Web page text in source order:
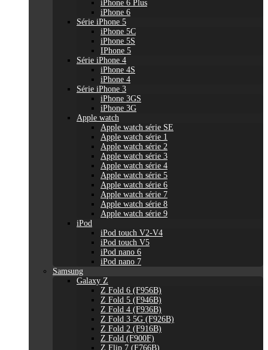
iPhone 6 Plus
iPhone 6
Série iPhone 5
iPhone 5C
iPhone 5S
IPhone 5
Série iPhone 4
iPhone 4S
iPhone 4
Série iPhone 3
iPhone 3GS
iPhone 3G
Apple watch
Apple watch série SE
Apple watch série 1
Apple watch série 2
Apple watch série 3
Apple watch série 4
Apple watch série 5
Apple watch série 6
Apple watch série 7
Apple watch série 8
Apple watch série 9
iPod
iPod touch V2-V4
iPod touch V5
iPod nano 6
iPod nano 7
Samsung
Galaxy Z
Z Fold 6 (F956B)
Z Fold 5 (F946B)
Z Fold 4 (F936B)
Z Fold 3 5G (F926B)
Z Fold 2 (F916B)
Z Fold (F900F)
Z Flip 7 (F766B)